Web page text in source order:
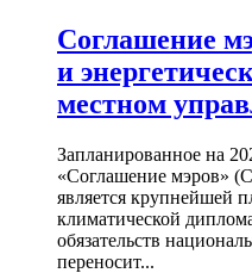
Соглашение
и
местном
Запланированное на
«Соглашение мэров»
является крупнейшей
климатической
обязательств
переносит...